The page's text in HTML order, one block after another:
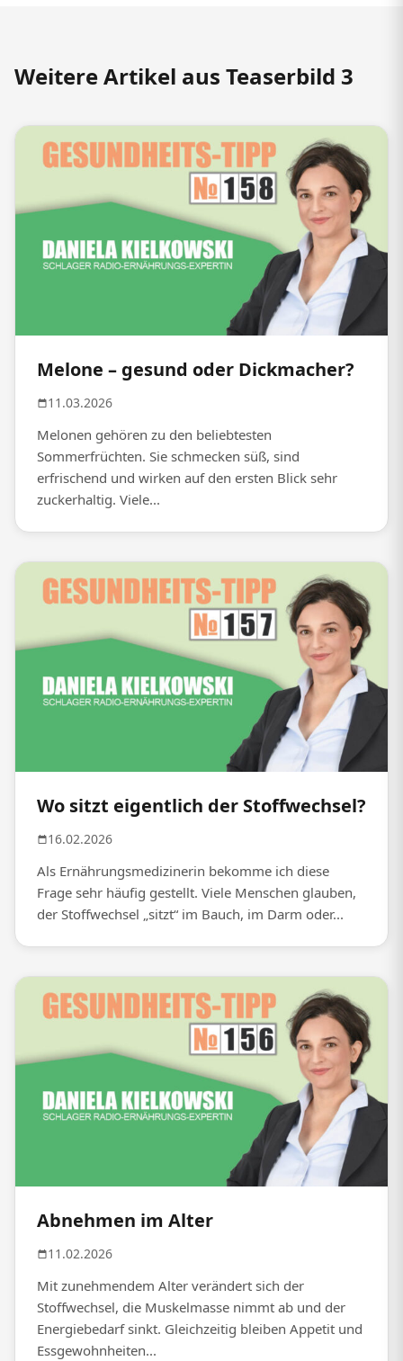
Weitere Artikel aus Teaserbild 3
Melone – gesund oder Dickmacher?
11.03.2026
Melonen gehören zu den beliebtesten
Sommerfrüchten. Sie schmecken süß, sind
erfrischend und wirken auf den ersten Blick sehr
zuckerhaltig. Viele...
Wo sitzt eigentlich der Stoffwechsel?
16.02.2026
Als Ernährungsmedizinerin bekomme ich diese
Frage sehr häufig gestellt. Viele Menschen glauben,
der Stoffwechsel „sitzt“ im Bauch, im Darm oder...
Abnehmen im Alter
11.02.2026
Mit zunehmendem Alter verändert sich der
Stoffwechsel, die Muskelmasse nimmt ab und der
Energiebedarf sinkt. Gleichzeitig bleiben Appetit und
Essgewohnheiten...